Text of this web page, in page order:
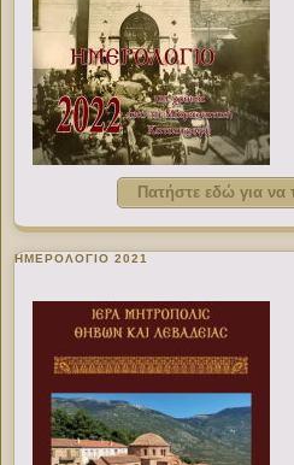
Πατήστε εδώ για να
ΗΜΕΡΟΛΟΓΙΟ 2021